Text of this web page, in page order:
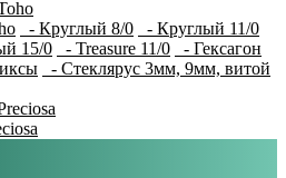
- Круглый 8/0
- Круглый 11/0
15/0
- Treasure 11/0
- Гексагон
- Стеклярус 3мм, 9мм, витой